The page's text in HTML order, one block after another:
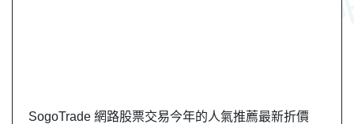
SogoTrade 網路股票交易今年的人氣推薦最新折價